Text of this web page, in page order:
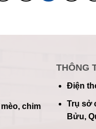
chim
THÔNG
Điện
Trụ sở
Bửu,